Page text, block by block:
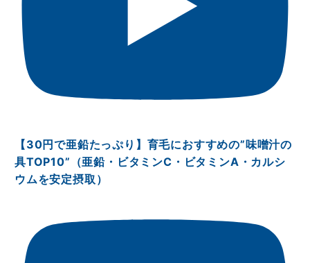
【30円で亜鉛たっぷり】育毛におすすめの”味噌汁の
具TOP10”（亜鉛・ビタミンⅭ・ビタミンA・カルシ
ウムを安定摂取）